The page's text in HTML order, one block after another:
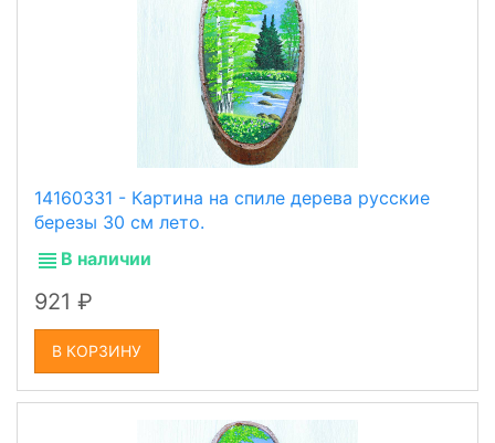
14160331 - Картина на спиле дерева русские
березы 30 см лето.
В наличии
921
В КОРЗИНУ